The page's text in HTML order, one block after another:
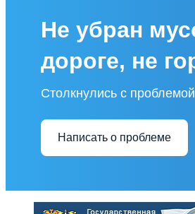
Не убран
дороге, не
Столкнулись с
Написать о проблеме